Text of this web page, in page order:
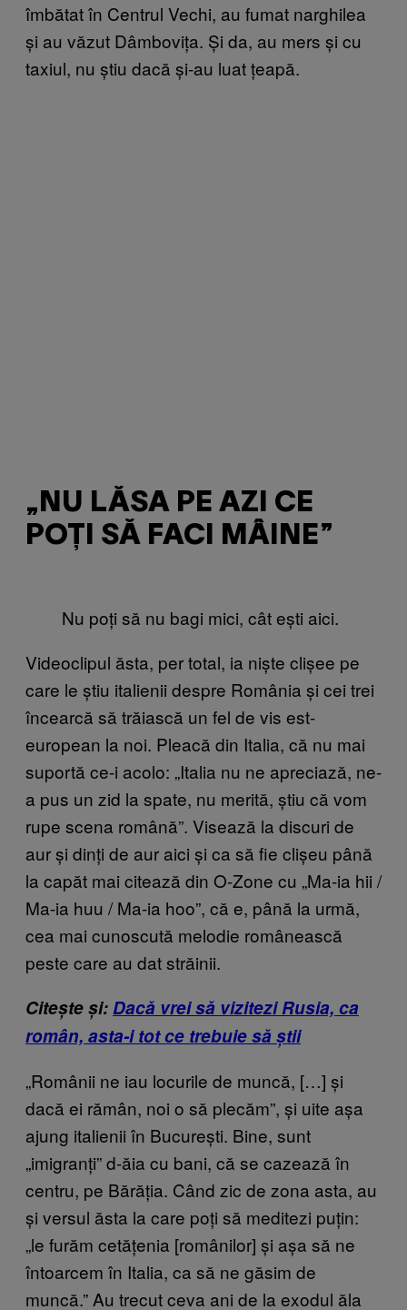
îmbătat în Centrul Vechi, au fumat narghilea
și au văzut Dâmbovița. Și da, au mers și cu
taxiul, nu știu dacă și-au luat țeapă.
„NU LĂSA PE AZI CE
POȚI SĂ FACI MÂINE”
Nu poți să nu bagi mici, cât ești aici.
Videoclipul ăsta, per total, ia niște clișee pe
care le știu italienii despre România și cei trei
încearcă să trăiască un fel de vis est-
european la noi. Pleacă din Italia, că nu mai
suportă ce-i acolo: „Italia nu ne apreciază, ne-
a pus un zid la spate, nu merită, știu că vom
rupe scena română”. Visează la discuri de
aur și dinți de aur aici și ca să fie clișeu până
la capăt mai citează din O-Zone cu „Ma-ia hii /
Ma-ia huu / Ma-ia hoo”, că e, până la urmă,
cea mai cunoscută melodie românească
peste care au dat străinii.
Citește și:Dacă vrei să vizitezi Rusia, ca
român, asta-i tot ce trebuie să știi
„Românii ne iau locurile de muncă, […] și
dacă ei rămân, noi o să plecăm”, și uite așa
ajung italienii în București. Bine, sunt
„imigranți” d-ăia cu bani, că se cazează în
centru, pe Bărăția. Când zic de zona asta, au
și versul ăsta la care poți să meditezi puțin:
„le furăm cetățenia [românilor] și așa să ne
întoarcem în Italia, ca să ne găsim de
muncă.” Au trecut ceva ani de la exodul ăla